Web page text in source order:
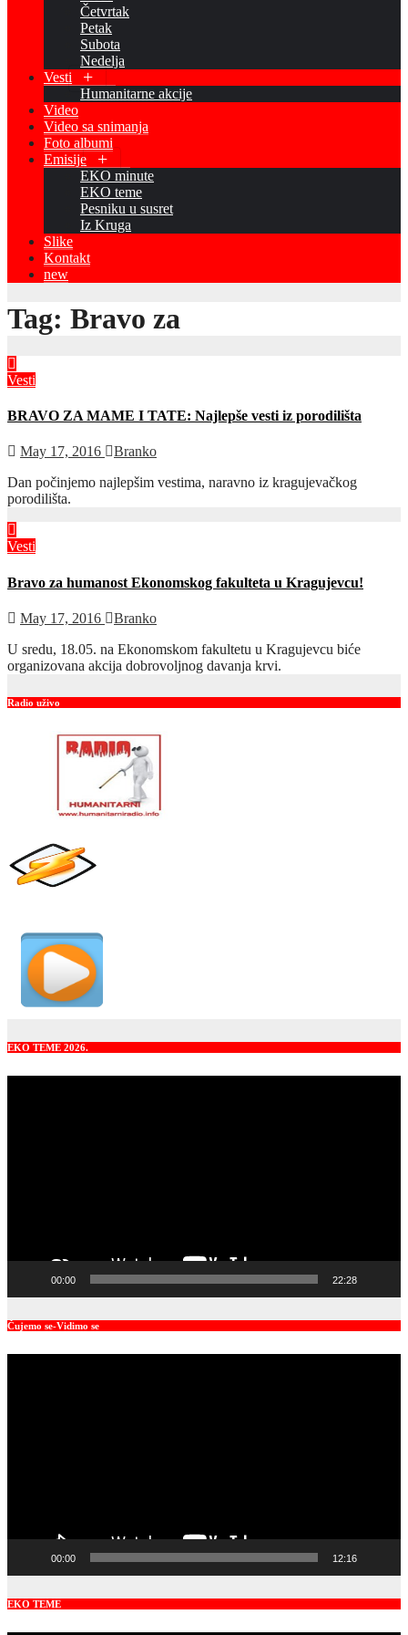
Četvrtak
Petak
Subota
Nedelja
Vesti
Humanitarne akcije
Video
Video sa snimanja
Foto albumi
Emisije
EKO minute
EKO teme
Pesniku u susret
Iz Kruga
Slike
Kontakt
new
Tag: Bravo za
Vesti
BRAVO ZA MAME I TATE: Najlepše vesti iz porodilišta
May 17, 2016
Branko
Dan počinjemo najlepšim vestima, naravno iz kragujevačkog
porodilišta.
Vesti
Bravo za humanost Ekonomskog fakulteta u Kragujevcu!
May 17, 2016
Branko
U sredu, 18.05. na Ekonomskom fakultetu u Kragujevcu biće
organizovana akcija dobrovoljnog davanja krvi.
Radio uživo
EKO TEME 2026.
00:00 22:28
Čujemo se-Vidimo se
00:00 12:16
EKO TEME